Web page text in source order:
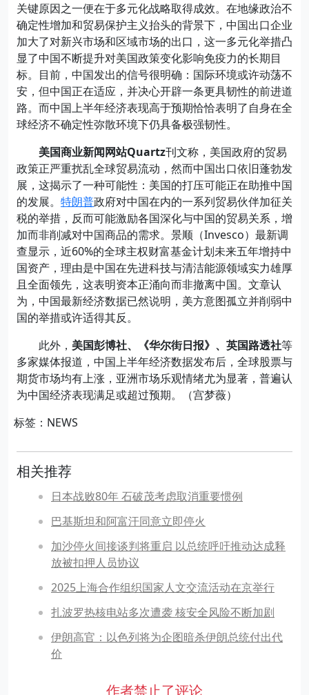
关键原因之一便在于多元化战略取得成效。在地缘政治不
确定性增加和贸易保护主义抬头的背景下，中国出口企业
加大了对新兴市场和区域市场的出口，这一多元化举措凸
显了中国不断提升对美国政策变化影响免疫力的长期目
标。目前，中国发出的信号很明确：国际环境或许动荡不
安，但中国正在适应，并决心开辟一条更具韧性的前进道
路。而中国上半年经济表现高于预期恰恰表明了自身在全
球经济不确定性弥散环境下仍具备极强韧性。
美国商业新闻网站Quartz刊文称，美国政府的贸易
政策正严重扰乱全球贸易流动，然而中国出口依旧蓬勃发
展，这揭示了一种可能性：美国的打压可能正在助推中国
的发展。 特朗普政府对中国在内的一系列贸易伙伴加征关
税的举措，反而可能激励各国深化与中国的贸易关系，增
加而非削减对中国商品的需求。景顺（Invesco）最新调
查显示，近60%的全球主权财富基金计划未来五年增持中
国资产，理由是中国在先进科技与清洁能源领域实力雄厚
且全面领先，这表明资本正涌向而非撤离中国。文章认
为，中国最新经济数据已然说明，美方意图孤立并削弱中
国的举措或许适得其反。
此外， 美国彭博社、《华尔街日报》、英国路透社等
多家媒体报道，中国上半年经济数据发布后，全球股票与
期货市场均有上涨，亚洲市场乐观情绪尤为显著，普遍认
为中国经济表现满足或超过预期。（宫梦薇）
标签：NEWS
相关推荐
日本战败80年 石破茂考虑取消重要惯例
巴基斯坦和阿富汗同意立即停火
加沙停火间接谈判将重启 以总统呼吁推动达成释
放被扣押人员协议
2025上海合作组织国家人文交流活动在京举行
扎波罗热核电站多次遭袭 核安全风险不断加剧
伊朗高官：以色列将为企图暗杀伊朗总统付出代
价
作者禁止了评论